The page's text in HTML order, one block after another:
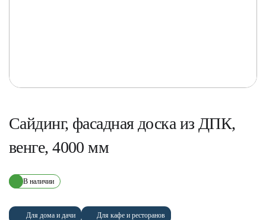
Сайдинг, фасадная доска из ДПК,
венге, 4000 мм
В наличии
Для дома и дачи Для кафе и ресторанов